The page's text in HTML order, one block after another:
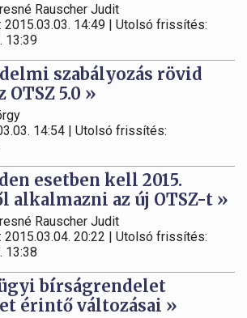
Rauscher Judit
2015.03.03. 14:49 | Utolsó frissítés:
13:39
szabályozás rövid
5.0 »
14:54 | Utolsó frissítés:
esetben kell 2015.
alkalmazni az új OTSZ-t »
Rauscher Judit
2015.03.04. 20:22 | Utolsó frissítés:
13:38
bírságrendelet
érintő változásai »